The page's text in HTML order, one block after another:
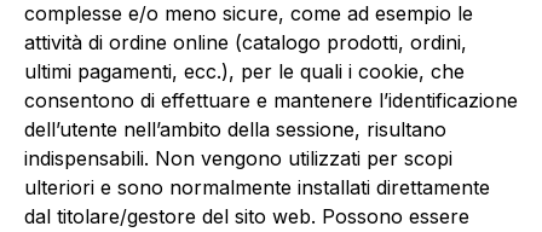
complesse e/o meno sicure, come ad esempio le
attività di ordine online (catalogo prodotti, ordini,
ultimi pagamenti, ecc.), per le quali i cookie, che
consentono di effettuare e mantenere l’identificazione
dell’utente nell’ambito della sessione, risultano
indispensabili. Non vengono utilizzati per scopi
ulteriori e sono normalmente installati direttamente
dal titolare/gestore del sito web. Possono essere